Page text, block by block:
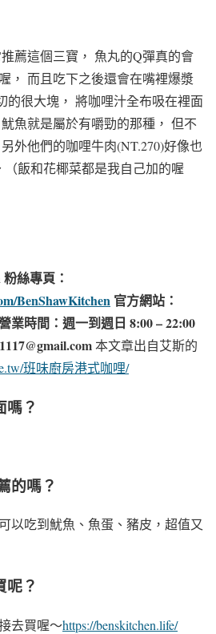
薦這個三寶， 魚丸的Q彈真的會
， 而且吃下之後還會在嘴裡爆漿
的很大塊， 將咖哩汁全布吸在裡面
魷魚就是屬於有嚼勁的那種， 但不
另外他們的咖哩牛肉(NT.270)好像也
（飯和花椰菜都是我自己加的喔
粉絲專頁：
BenShawKitchen 官方網站：
業時間：週一到週日 8:00 – 22:00​
本文章出自艾斯的
班味廚房港式咖哩/
嗎？
的嗎？
以吃到魷魚、魚蛋、豬皮，超值又
呢？
去買喔～https://benskitchen.life/